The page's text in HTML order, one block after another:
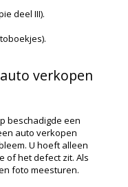
deel III).
verkopen
beschadigde een
auto verkopen
U hoeft alleen
of het defect zit. Als
foto meesturen.